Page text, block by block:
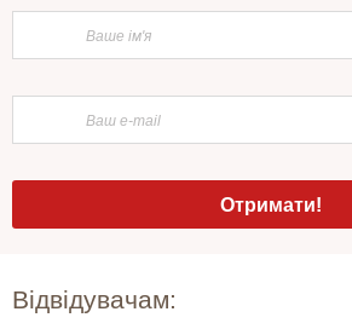
Відвідувачам: